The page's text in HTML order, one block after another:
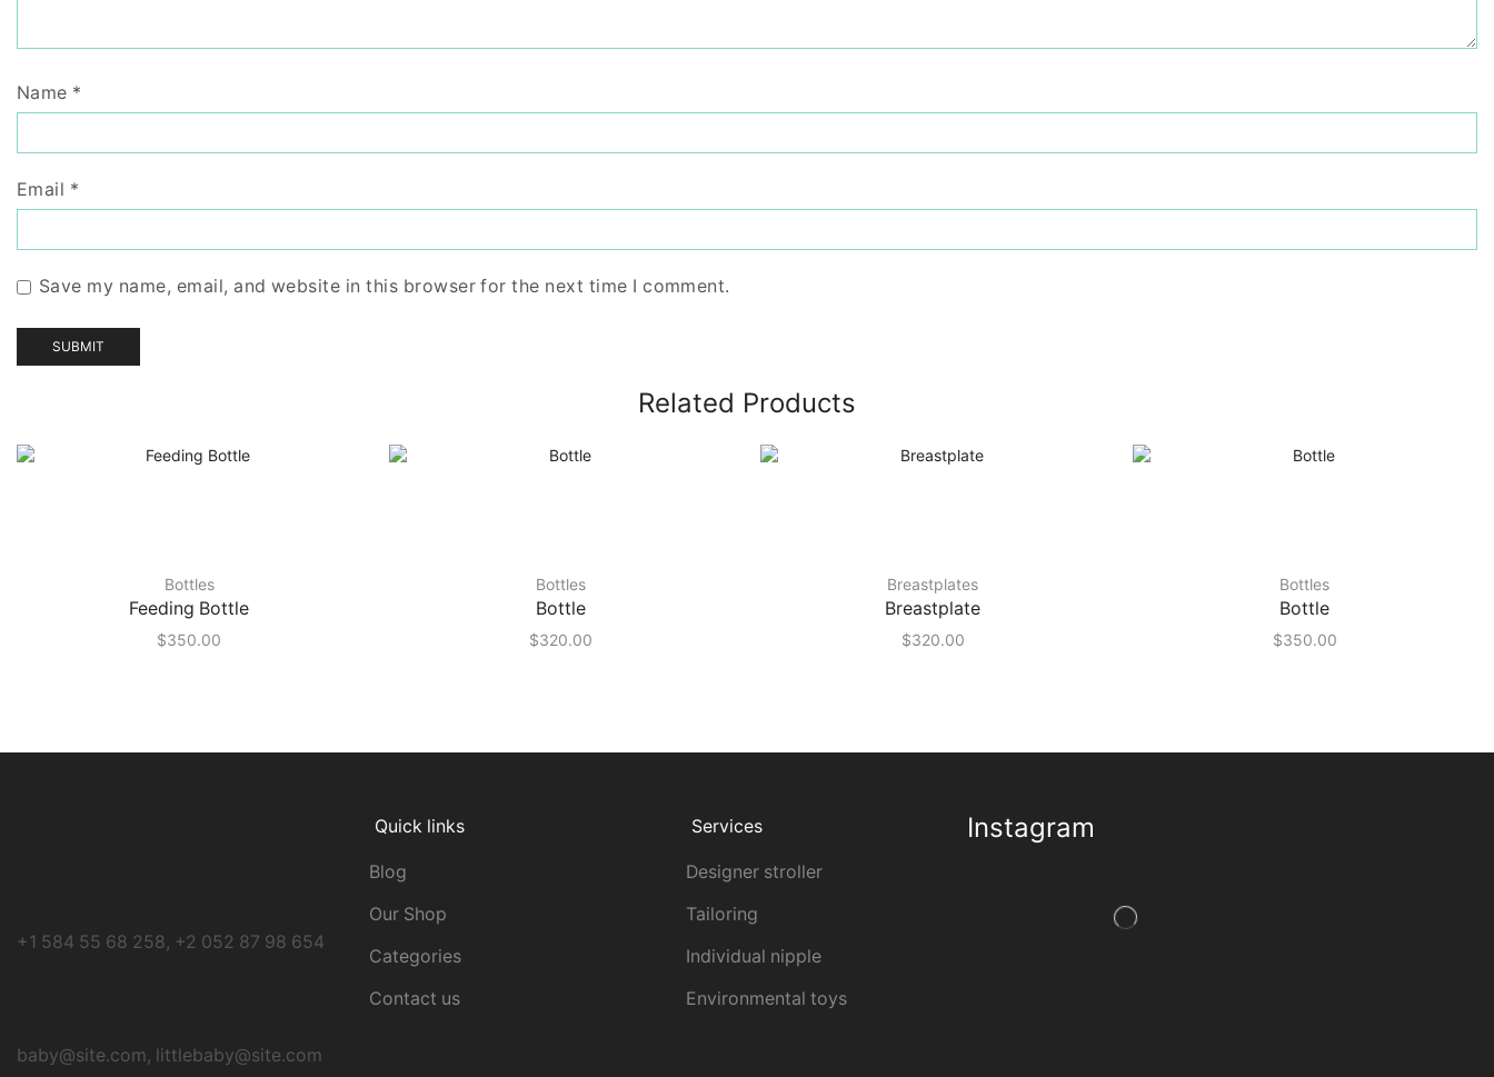
Name *
Email *
Save my name, email, and website in this browser for the next time I comment.
Related Products
Bottles
Feeding Bottle
$350.00
Bottles
Bottle
$320.00
Breastplates
Breastplate
$320.00
Bottles
Bottle
$350.00
+1 584 55 68 258, +2 052 87 98 654
baby@site.com, littlebaby@site.com
Quick links
Blog
Our Shop
Categories
Contact us
Services
Designer stroller
Tailoring
Individual nipple
Environmental toys
Instagram